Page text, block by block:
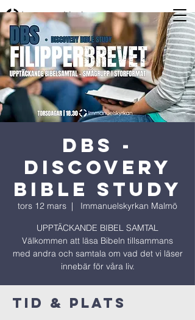
DBS -
Discovery
Bible Study
tors 12 mars
  |
Immanuelskyrkan Malmö
UPPTÄCKANDE BIBEL SAMTAL
Välkommen att läsa Bibeln tillsammans
med andra och samtala om vad det vi läser
innebär för våra liv.
Tid & Plats